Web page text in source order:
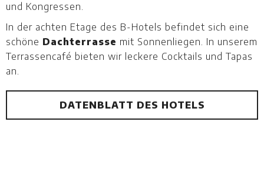
und Kongressen.
In der achten Etage des B-Hotels befindet sich eine
schöne Dachterrasse mit Sonnenliegen. In unserem
Terrassencafé bieten wir leckere Cocktails und Tapas
an.
DATENBLATT DES HOTELS